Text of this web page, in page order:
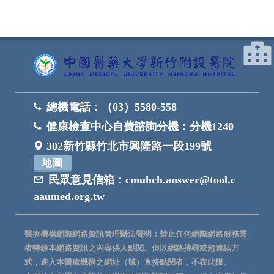
總機電話：
（03）5580-558
健康檢查中心自費諮詢分機： 分機1240
302新竹縣竹北市興隆路一段199號
地圖
民眾意見信箱： cmuhch.answer@tool.c
aaumed.org.tw
醫療機構網際網路資訊管理辦法聲明：禁止任何網際網路服務業
者轉錄本網路資訊之內容供人點閱。但以網路搜尋或超連結方
式，進入本醫療機構之網址（域）直接點閱者，不在此限。